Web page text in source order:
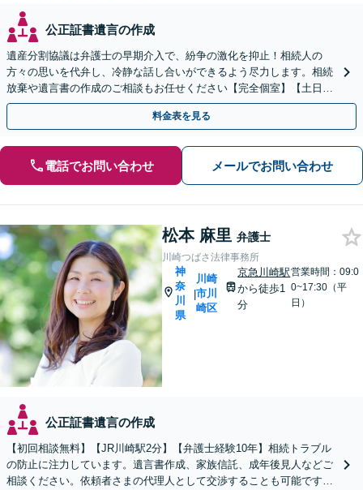
公正証書遺言の作成
遺産分割協議は弁護士の早期介入で、紛争の激化を抑止！相続人の
方々の思いを代弁し、冷静な話し合いができるよう尽力します。相続
放棄や遺言書の作成のご相談もお任せください【完全個室】【土日祝
日面談可】
料金表を見る
電話でお問い合わせ メールでお問い合わせ
松本 麻里 弁護士
川崎つばさ法律事務所
神
奈
川
県
|
川崎
市川
崎区
京急川崎駅
から徒歩1
分
営業時間：09:0
0~17:30（平
日）
公正証書遺言の作成
【初回相談無料】【JR川崎駅2分】【弁護士経験10年】相続トラブル
の防止に注力しています。遺言書作成、家族信託、成年後見人などご
相談ください。依頼者さまの代理人として交渉することも可能です